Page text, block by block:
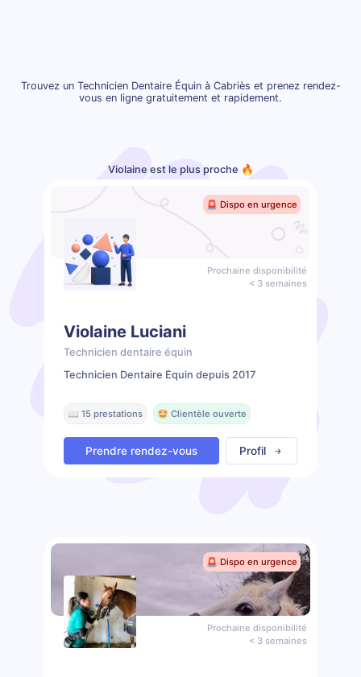
Trouvez un Technicien Dentaire Équin à Cabriès et prenez rendez-
vous en ligne gratuitement et rapidement.
Violaine est le plus proche 🔥
🚨 Dispo en urgence
Prochaine disponibilité
< 3 semaines
Violaine Luciani
Technicien dentaire équin
Technicien Dentaire Équin depuis 2017
📖 15 prestations 🤩 Clientèle ouverte
Prendre rendez-vous Profil
🚨 Dispo en urgence
Prochaine disponibilité
< 3 semaines